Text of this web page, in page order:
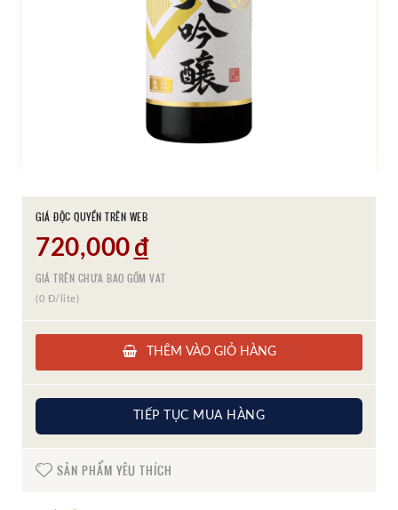
GIÁ ĐỘC QUYỀN TRÊN WEB
720,000 đ
GIÁ TRÊN CHƯA BAO GỒM VAT
(0 Đ/lite)
THÊM VÀO GIỎ HÀNG
TIẾP TỤC MUA HÀNG
SẢN PHẨM YÊU THÍCH